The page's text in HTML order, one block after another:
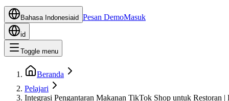
Bahasa Indonesiaid Pesan DemoMasuk
id
Toggle menu
Beranda
Pelajari
Integrasi Pengantaran Makanan TikTok Shop untuk Restoran